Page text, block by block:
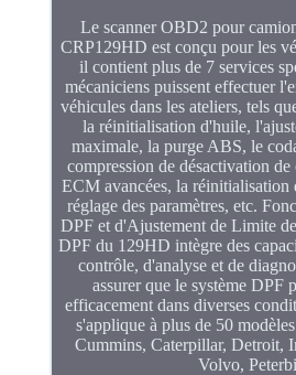
Le scanner OBD2 pour
CRP129HD est conçu pour les
il contient plus de 7 services
mécaniciens puissent effectuer
véhicules dans les ateliers, tels
la réinitialisation d'huile,
maximale, la purge ABS, le
compression de désactivation
ECM avancées, la
réglage des paramètres, etc.
DPF et d'Ajustement de Limite
DPF du 129HD intègre des
contrôle, d'analyse et de
assurer que le système DPF
efficacement dans diverses
s'applique à plus de 50
Cummins, Caterpillar, Detroit,
Volvo,